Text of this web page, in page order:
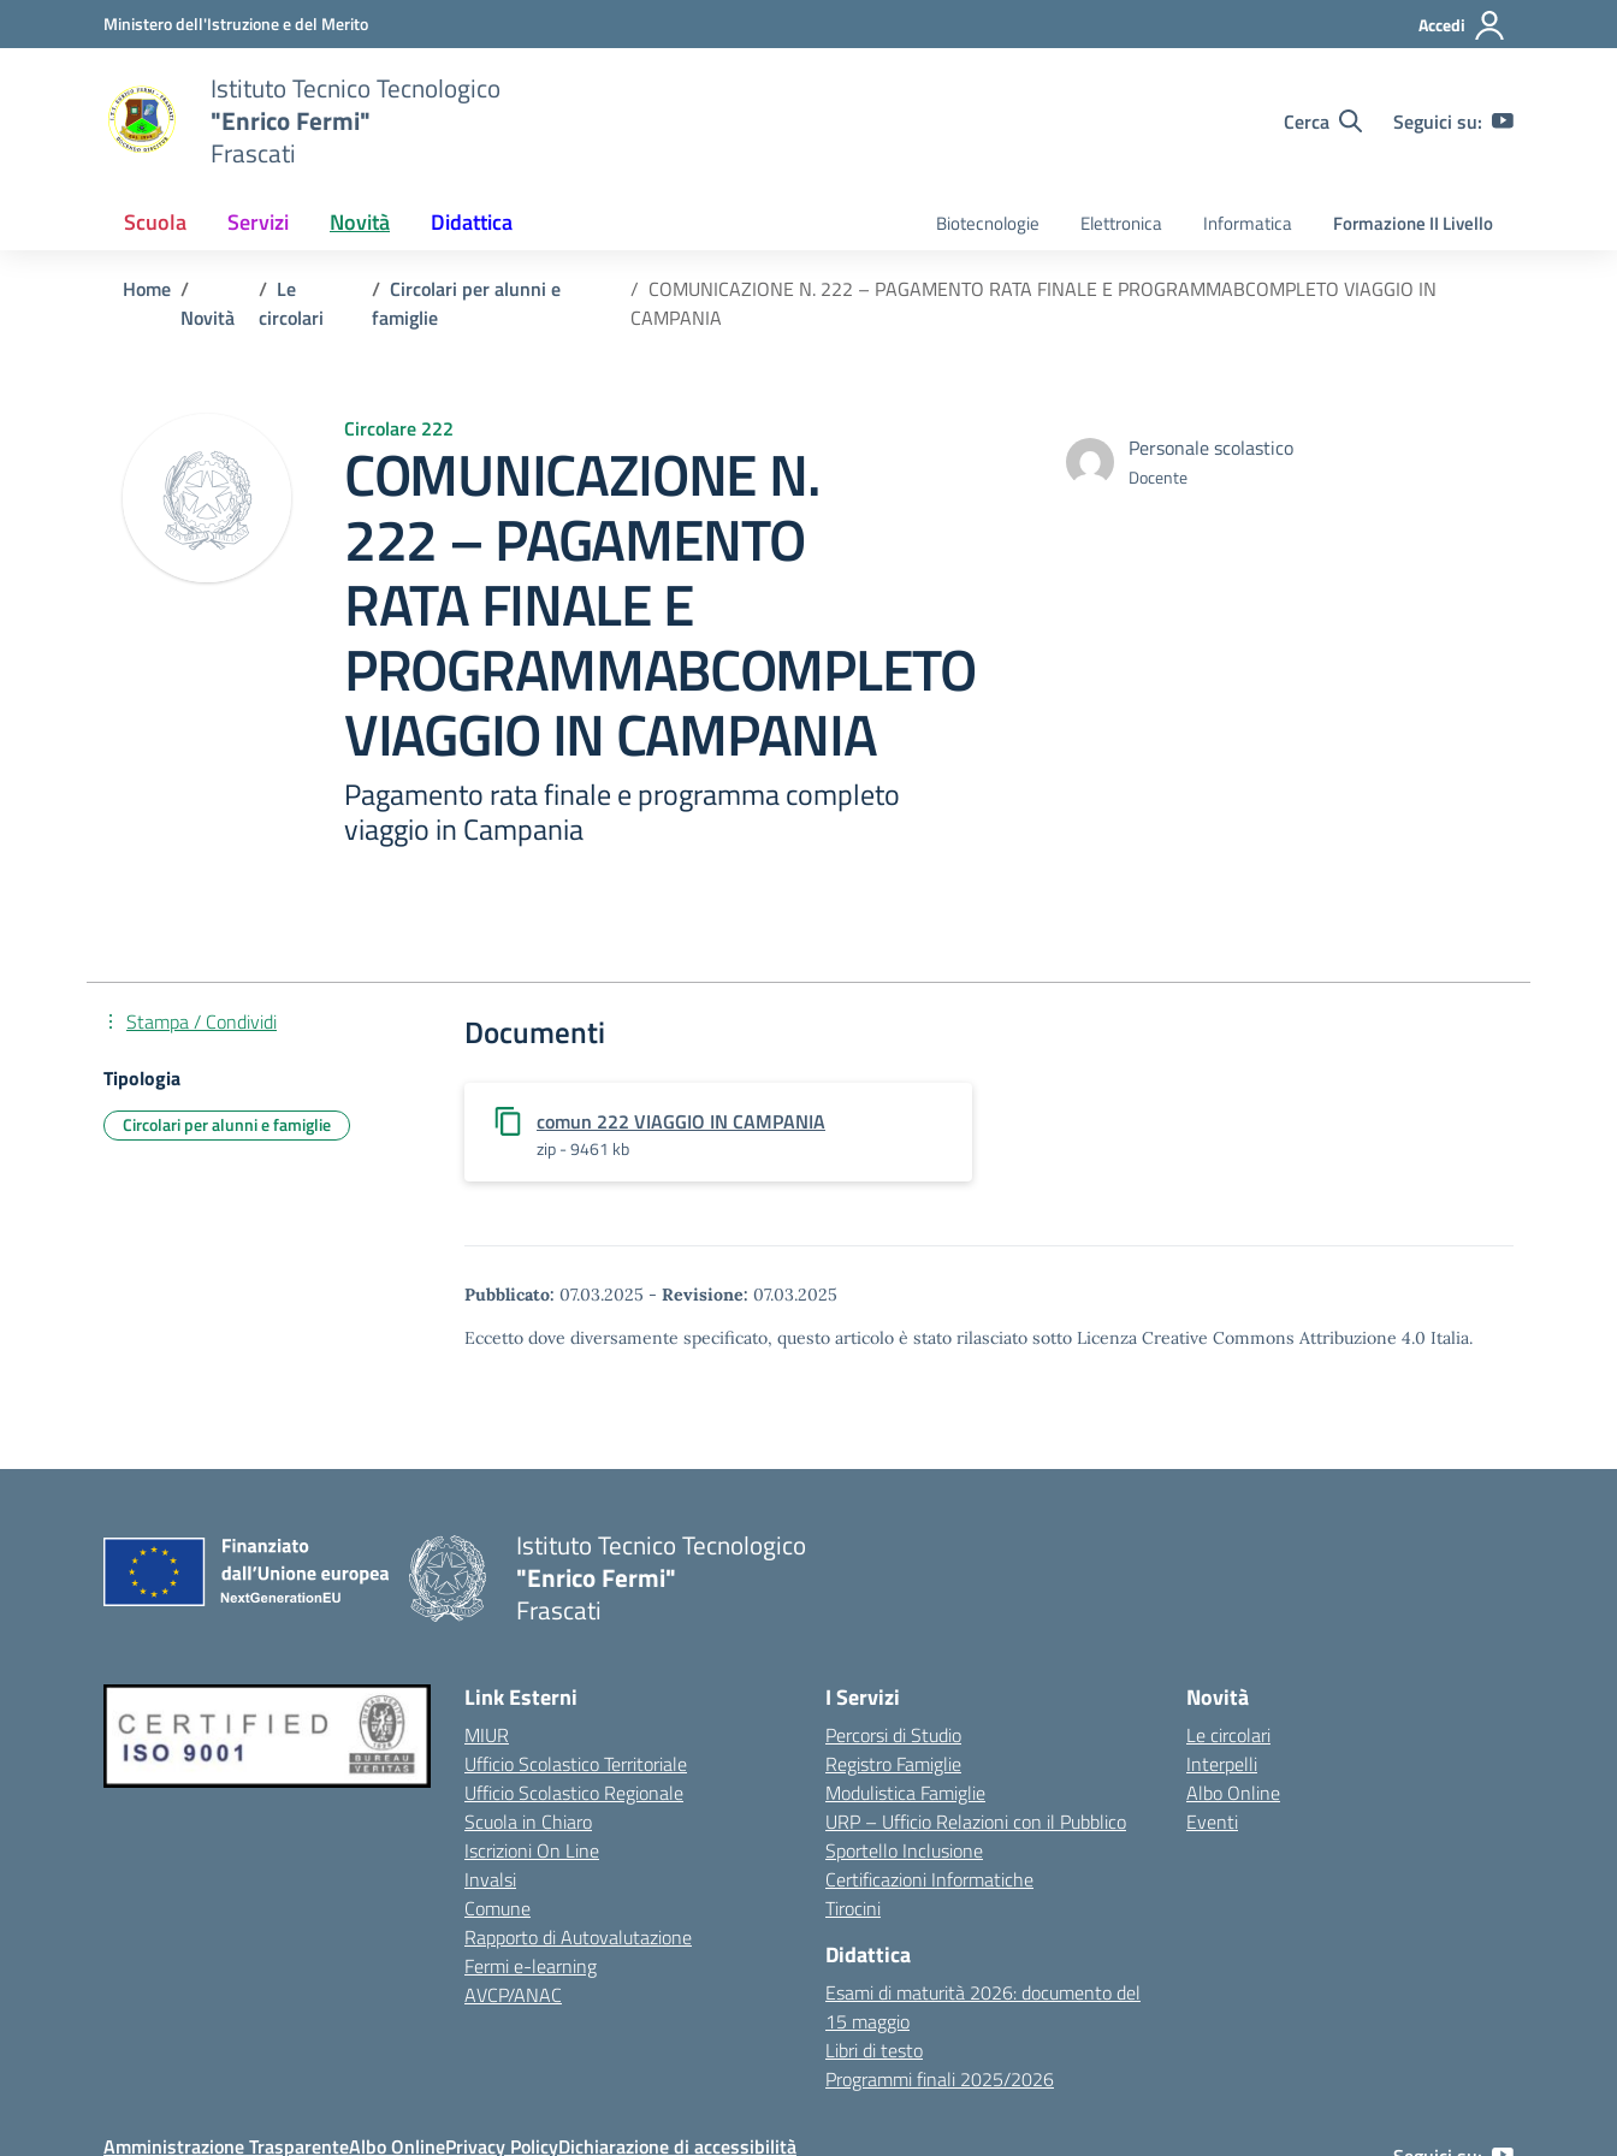
Vai ai contenuti
Vai al menu di navigazioneMinistero dell'Istruzione e del Merito Accedi
Istituto Tecnico Tecnologico
"Enrico Fermi"
Frascati
Cerca Seguici su:
Scuola Servizi Novità Didattica Biotecnologie Elettronica Informatica Formazione II Livello
Home
Novità
Le
circolari
Circolari per alunni e
famiglie
COMUNICAZIONE N. 222 – PAGAMENTO RATA FINALE E PROGRAMMABCOMPLETO VIAGGIO IN
CAMPANIA
Circolare 222
COMUNICAZIONE N.
222 – PAGAMENTO
RATA FINALE E
PROGRAMMABCOMPLETO
VIAGGIO IN CAMPANIA
Pagamento rata finale e programma completo
viaggio in Campania
Personale scolastico
Docente
Documenti
comun 222 VIAGGIO IN CAMPANIA
zip - 9461 kb
Pubblicato: 07.03.2025 - Revisione: 07.03.2025
Eccetto dove diversamente specificato, questo articolo è stato rilasciato sotto Licenza Creative Commons Attribuzione 4.0 Italia.
Stampa / Condividi
Tipologia
Circolari per alunni e famiglie
Istituto Tecnico Tecnologico
"Enrico Fermi"
Frascati
Link Esterni
MIUR
Ufficio Scolastico Territoriale
Ufficio Scolastico Regionale
Scuola in Chiaro
Iscrizioni On Line
Invalsi
Comune
Rapporto di Autovalutazione
Fermi e-learning
AVCP/ANAC
I Servizi
Percorsi di Studio
Registro Famiglie
Modulistica Famiglie
URP – Ufficio Relazioni con il Pubblico
Sportello Inclusione
Certificazioni Informatiche
Tirocini
Didattica
Esami di maturità 2026: documento del
15 maggio
Libri di testo
Programmi finali 2025/2026
Novità
Le circolari
Interpelli
Albo Online
Eventi
Amministrazione TrasparenteAlbo OnlinePrivacy PolicyDichiarazione di accessibilità